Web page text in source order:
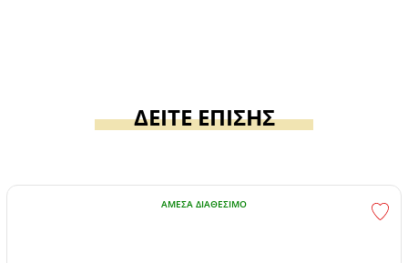
ΔΕΙΤΕ ΕΠΙΣΗΣ
ΆΜΕΣΑ ΔΙΑΘΈΣΙΜΟ